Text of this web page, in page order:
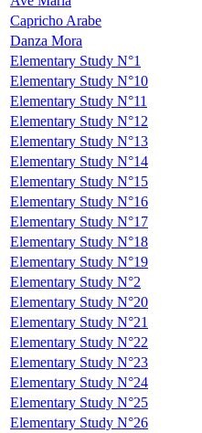
Capricho Arabe
Danza Mora
Elementary Study N°1
Elementary Study N°10
Elementary Study N°11
Elementary Study N°12
Elementary Study N°13
Elementary Study N°14
Elementary Study N°15
Elementary Study N°16
Elementary Study N°17
Elementary Study N°18
Elementary Study N°19
Elementary Study N°2
Elementary Study N°20
Elementary Study N°21
Elementary Study N°22
Elementary Study N°23
Elementary Study N°24
Elementary Study N°25
Elementary Study N°26